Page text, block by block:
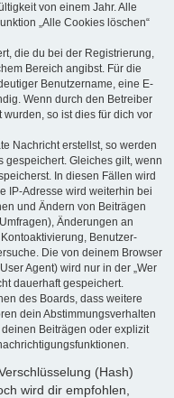
von einem Jahr. Alle
„Alle Cookies löschen“
die du bei der Registrierung,
Bereich angibst. Für die
Benutzername, eine E-
Wenn durch den Betreiber
so ist dies für dich vor
Nachricht erstellst, so werden
Gleiches gilt, wenn
In diesen Fällen wird
IP-Adresse wird weiterhin bei
und Ändern von Beiträgen
Änderungen an
Benutzer-
Die von deinem Browser
Agent) wird nur in der „Wer
dauerhaft gespeichert.
des Boards, dass weitere
dein Abstimmungsverhalten
Beiträgen oder explizit
(Hash)
wird dir empfohlen,